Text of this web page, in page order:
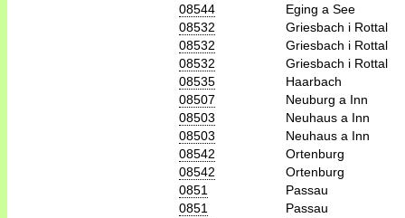
08544
Eging a See
08532
Griesbach i Rottal
08532
Griesbach i Rottal
08532
Griesbach i Rottal
08535
Haarbach
08507
Neuburg a Inn
08503
Neuhaus a Inn
08503
Neuhaus a Inn
08542
Ortenburg
08542
Ortenburg
0851
Passau
0851
Passau